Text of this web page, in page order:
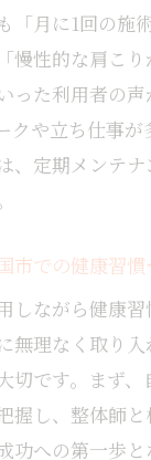
の技術や資格の
注目したい費用
セスしやすい整
体の違いを徹底
サージの施術方法
サージの適した
改善とマッサー
サージの保険適
「月に1回の施
慢性的な肩こ
った利用者の
クや立ち仕事
、定期メンテ
市での健康習
しながら健康
無理なく取り
切です。まず
握し、整体師
功への第一歩と